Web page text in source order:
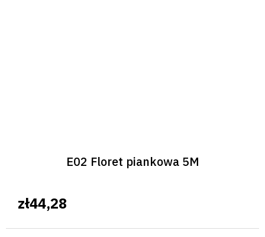
E02 Floret piankowa 5M
zł44,28